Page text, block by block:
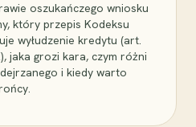
oszukańczego wniosku
który przepis Kodeksu
wyłudzenie kredytu (art.
jaka grozi kara, czym różni
i kiedy warto